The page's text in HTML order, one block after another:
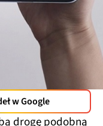
w Google
drogę podobną